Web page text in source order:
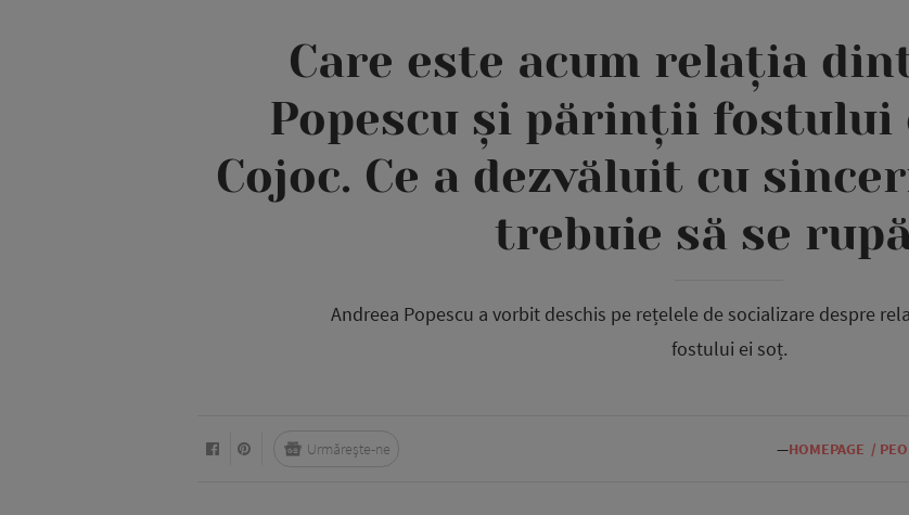
Care este acum relația
Popescu și părinții fostului
Cojoc. Ce a dezvăluit cu
trebuie să se
Andreea Popescu a vorbit deschis pe rețelele de socializare despre
fostului ei soț.
—HOMEPAGE /
Urmărește-ne